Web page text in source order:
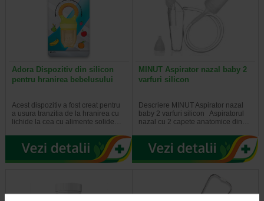
Adora Dispozitiv din silicon
pentru hranirea bebelusului
Acest dispozitiv a fost creat pentru
a usura tranzitia de la hranirea cu
lichide la cea cu alimente solide…
MINUT Aspirator nazal baby 2
varfuri silicon
Descriere MINUT Aspirator nazal
baby 2 varfuri silicon Aspiratorul
nazal cu 2 capete anatomice din…